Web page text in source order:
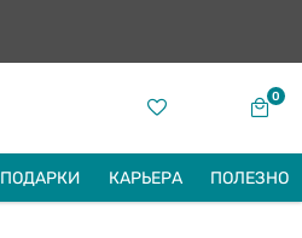
0
ПОДАРКИ КАРЬЕРА ПОЛЕЗНО